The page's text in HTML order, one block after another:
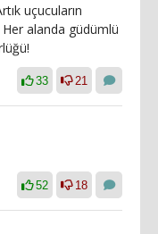
uçucuların
alanda güdümlü
33 21
52 18